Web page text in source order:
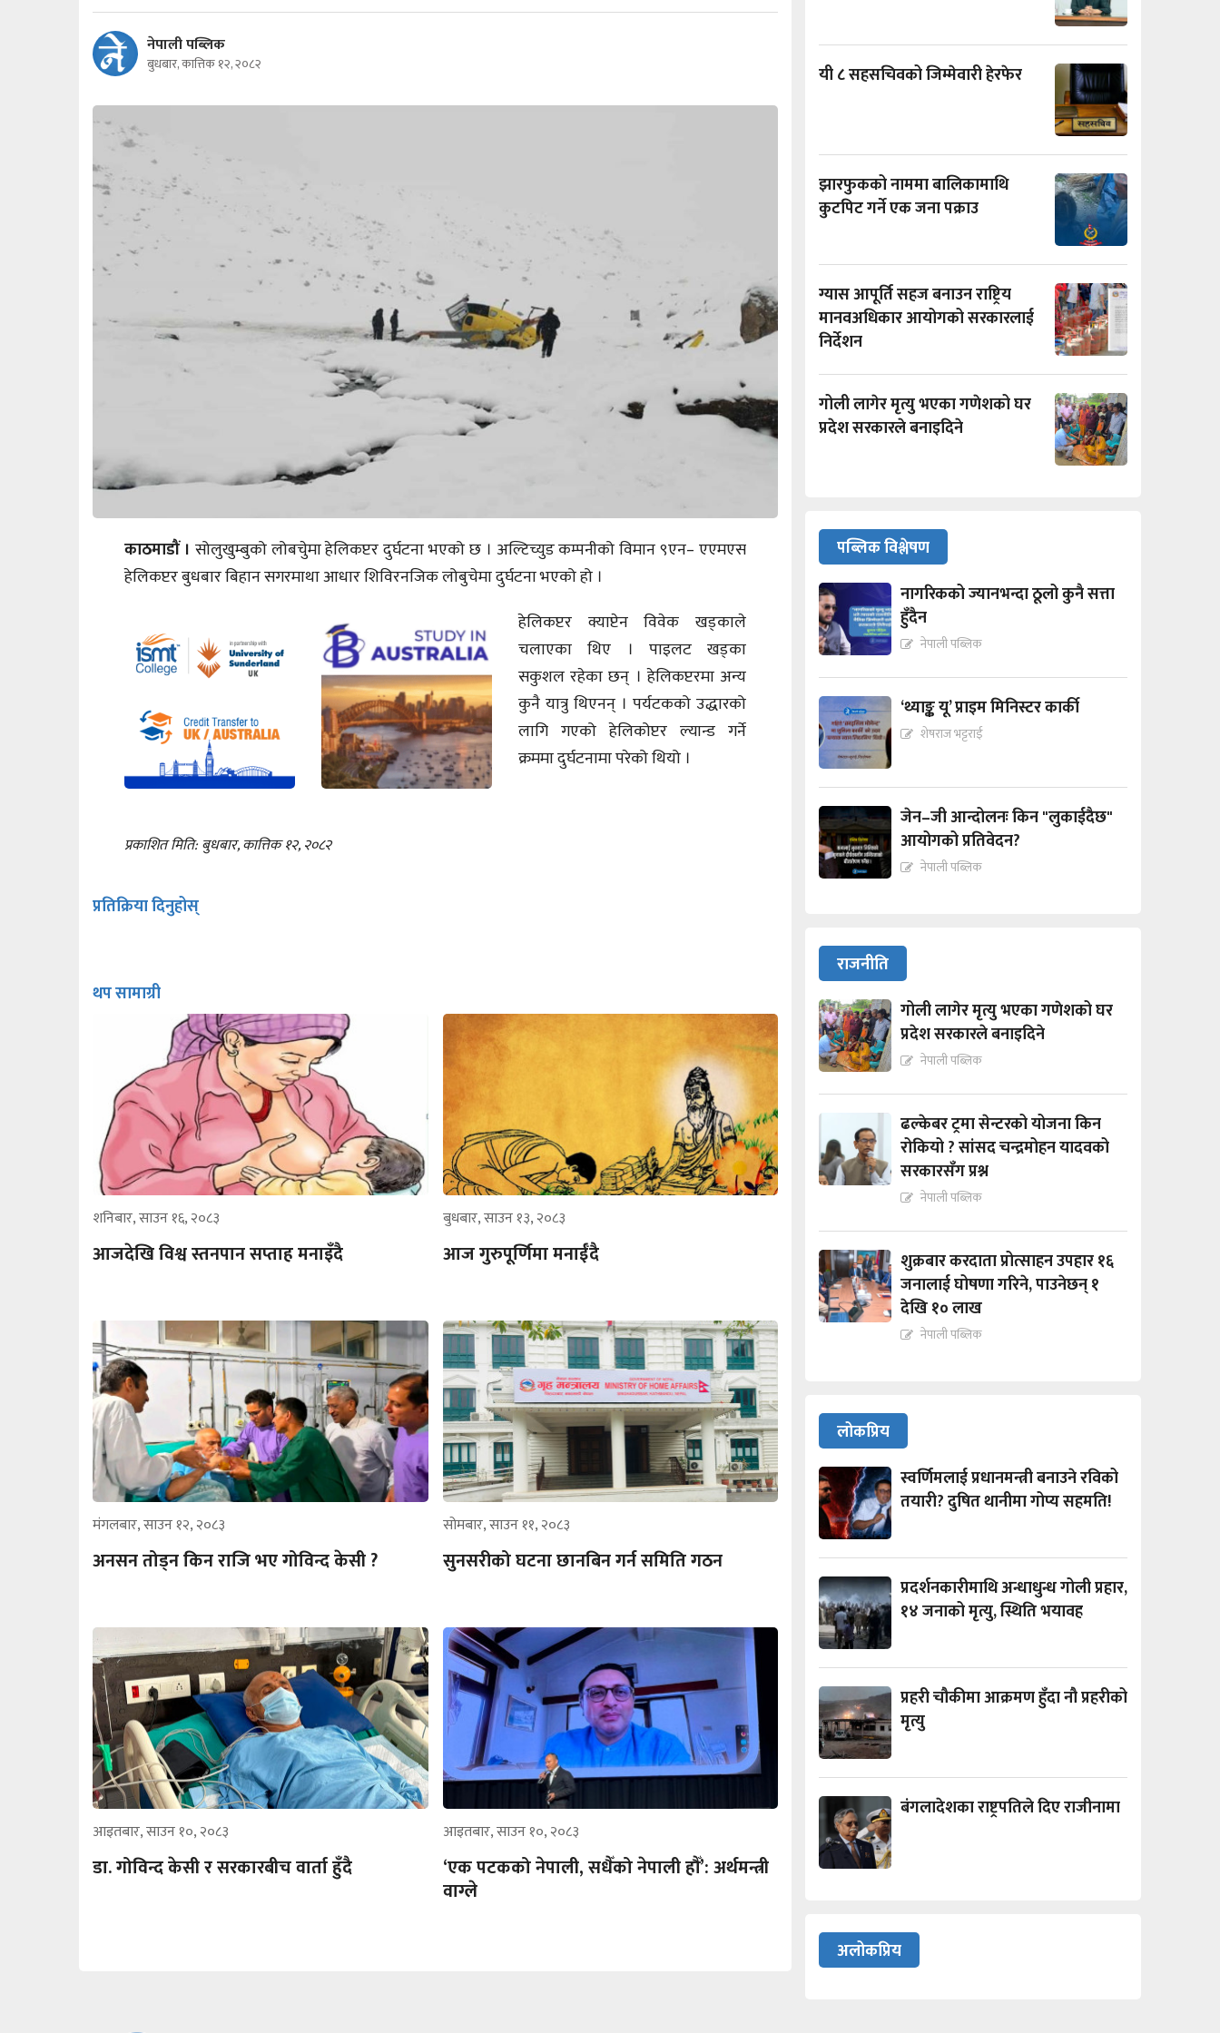
नेपाली पब्लिक
बुधबार, कात्तिक १२, २०८२
काठमाडौं । सोलुखुम्बुको लोबचेुमा हेलिकप्टर दुर्घटना भएको छ । अल्टिच्युड कम्पनीको विमान ९एन– एएमएस
हेलिकप्टर बुधबार बिहान सगरमाथा आधार शिविरनजिक लोबुचेमा दुर्घटना भएको हो ।
हेलिकप्टर क्याप्टेन विवेक खड्काले
चलाएका थिए । पाइलट खड्का
सकुशल रहेका छन् । हेलिकप्टरमा अन्य
कुनै यात्रु थिएनन् । पर्यटकको उद्धारको
लागि गएको हेलिकोप्टर ल्यान्ड गर्ने
क्रममा दुर्घटनामा परेको थियो ।
प्रकाशित मिति: बुधबार, कात्तिक १२, २०८२
प्रतिक्रिया दिनुहोस्
थप सामाग्री
शनिबार, साउन १६, २०८३
आजदेखि विश्व स्तनपान सप्ताह मनाइँदै
बुधबार, साउन १३, २०८३
आज गुरुपूर्णिमा मनाईँदै
मंगलबार, साउन १२, २०८३
अनसन तोड्न किन राजि भए गोविन्द केसी ?
सोमबार, साउन ११, २०८३
सुनसरीको घटना छानबिन गर्न समिति गठन
आइतबार, साउन १०, २०८३
डा. गोविन्द केसी र सरकारबीच वार्ता हुँदै
आइतबार, साउन १०, २०८३
‘एक पटकको नेपाली, सधैँको नेपाली हौँ’: अर्थमन्त्री
वाग्ले
यी ८ सहसचिवको जिम्मेवारी हेरफेर
झारफुकको नाममा बालिकामाथि
कुटपिट गर्ने एक जना पक्राउ
ग्यास आपूर्ति सहज बनाउन राष्ट्रिय
मानवअधिकार आयोगको सरकारलाई
निर्देशन
गोली लागेर मृत्यु भएका गणेशको घर
प्रदेश सरकारले बनाइदिने
पब्लिक विश्लेषण
नागरिकको ज्यानभन्दा ठूलो कुनै सत्ता
हुँदैन
नेपाली पब्लिक
‘थ्याङ्क यू’ प्राइम मिनिस्टर कार्की
शेषराज भट्टराई
जेन–जी आन्दोलनः किन "लुकाईदैछ"
आयोगको प्रतिवेदन?
नेपाली पब्लिक
राजनीति
गोली लागेर मृत्यु भएका गणेशको घर
प्रदेश सरकारले बनाइदिने
नेपाली पब्लिक
ढल्केबर ट्रमा सेन्टरको योजना किन
रोकियो ? सांसद चन्द्रमोहन यादवको
सरकारसँग प्रश्न
नेपाली पब्लिक
शुक्रबार करदाता प्रोत्साहन उपहार १६
जनालाई घोषणा गरिने, पाउनेछन् १
देखि १० लाख
नेपाली पब्लिक
लोकप्रिय
स्वर्णिमलाई प्रधानमन्त्री बनाउने रविको
तयारी? दुषित थानीमा गोप्य सहमति!
प्रदर्शनकारीमाथि अन्धाधुन्ध गोली प्रहार,
१४ जनाको मृत्यु, स्थिति भयावह
प्रहरी चौकीमा आक्रमण हुँदा नौ प्रहरीको
मृत्यु
बंगलादेशका राष्ट्रपतिले दिए राजीनामा
अलोकप्रिय